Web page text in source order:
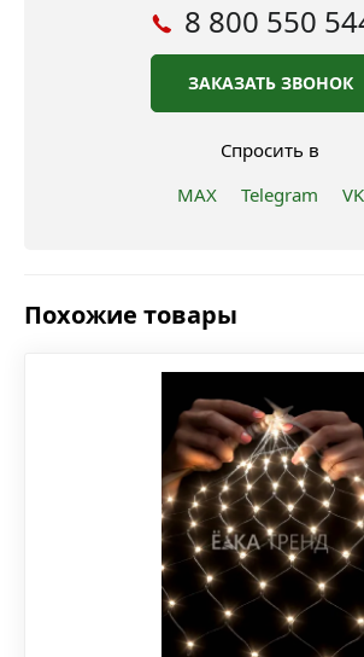
8 800 550
ЗАКАЗАТЬ ЗВОНОК
Спросить в
MAX
Telegram VK
Похожие товары